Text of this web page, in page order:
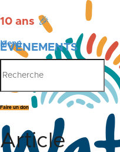
10 ans 🎉
ÉVÉNEMENTS
PUBLICATIONS
Menu
Faire un don
Article